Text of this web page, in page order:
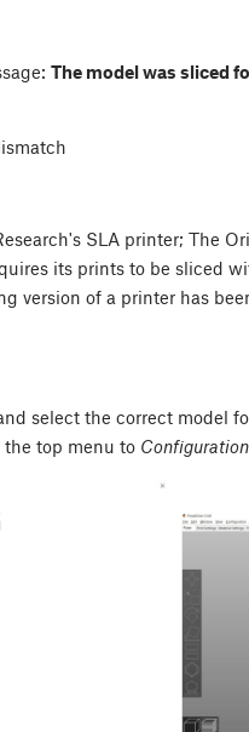
The model was sliced
SLA printer; The
its prints to be sliced
version of a printer has
select the correct model
the top menu to